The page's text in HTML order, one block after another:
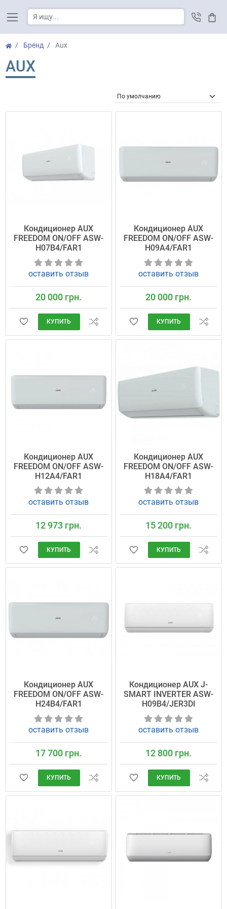
Бренд Aux
AUX
Кондиционер AUX
FREEDOM ON/OFF ASW-
H07B4/FAR1
оставить отзыв
20 000 грн.
КУПИТЬ
Кондиционер AUX
FREEDOM ON/OFF ASW-
H09A4/FAR1
оставить отзыв
20 000 грн.
КУПИТЬ
Кондиционер AUX
FREEDOM ON/OFF ASW-
H12A4/FAR1
оставить отзыв
12 973 грн.
КУПИТЬ
Кондиционер AUX
FREEDOM ON/OFF ASW-
H18A4/FAR1
оставить отзыв
15 200 грн.
КУПИТЬ
Кондиционер AUX
FREEDOM ON/OFF ASW-
H24B4/FAR1
оставить отзыв
17 700 грн.
КУПИТЬ
Кондиционер AUX J-
SMART INVERTER ASW-
H09B4/JER3DI
оставить отзыв
12 800 грн.
КУПИТЬ